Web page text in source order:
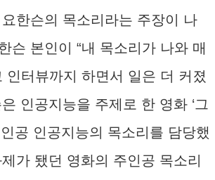
한슨의 목소리라는 주장이 나
슨 본인이 “내 목소리가 나와 매
인터뷰까지 하면서 일은 더 커졌
인공지능을 주제로 한 영화 ‘그
공 인공지능의 목소리를 담당했
가 됐던 영화의 주인공 목소리